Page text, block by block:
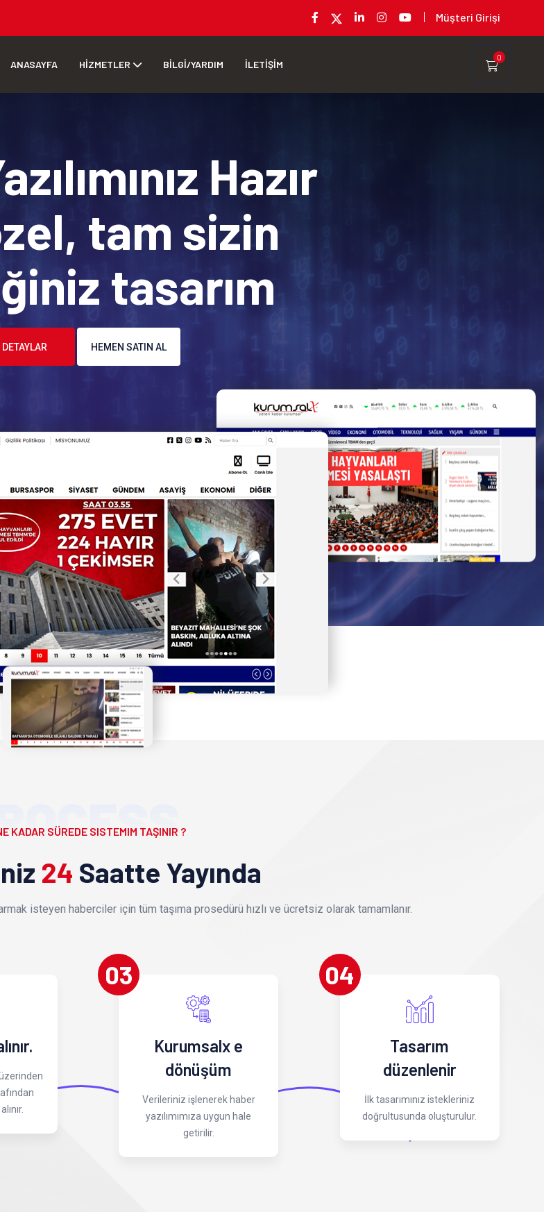
Müşteri Girişi
ANASAYFA HİZMETLER BİLGİ/YARDIM İLETİŞİM
0
Hazır
tam sizin
tasarım
DETAYLAR HEMEN SATIN AL
KADAR SÜREDE SISTEMIM TAŞINIR ?
24 Saatte Yayında
isteyen haberciler için tüm taşıma prosedürü hızlı ve ücretsiz olarak tamamlanır.
03
Kurumsalx e
dönüşüm
Verileriniz işlenerek haber
yazılımımıza uygun hale
getirilir.
04
Tasarım
düzenlenir
İlk tasarımınız istekleriniz
doğrultusunda oluşturulur.